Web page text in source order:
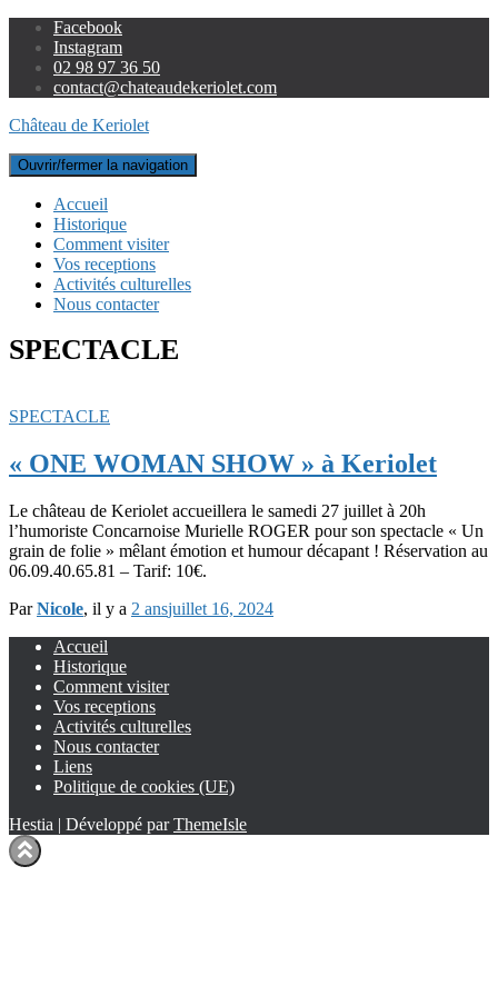
Facebook
Instagram
02 98 97 36 50
contact@chateaudekeriolet.com
Château de Keriolet
Ouvrir/fermer la navigation
Accueil
Historique
Comment visiter
Vos receptions
Activités culturelles
Nous contacter
SPECTACLE
SPECTACLE
« ONE WOMAN SHOW » à Keriolet
Le château de Keriolet accueillera le samedi 27 juillet à 20h
l’humoriste Concarnoise Murielle ROGER pour son spectacle « Un
grain de folie » mêlant émotion et humour décapant ! Réservation au
06.09.40.65.81 – Tarif: 10€.
ParNicole, il y a 2 ansjuillet 16, 2024
Accueil
Historique
Comment visiter
Vos receptions
Activités culturelles
Nous contacter
Liens
Politique de cookies (UE)
Hestia | Développé parThemeIsle